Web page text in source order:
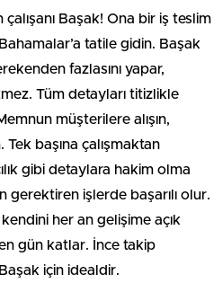
Başak! Ona bir iş teslim
tatile gidin. Başak
fazlasını yapar,
Tüm detayları titizlikle
müşterilere alışın,
Tek başına çalışmaktan
gibi detaylara hakim olma
işlerde başarılı olur.
her an gelişime açık
gün katlar. İnce takip
için idealdir.